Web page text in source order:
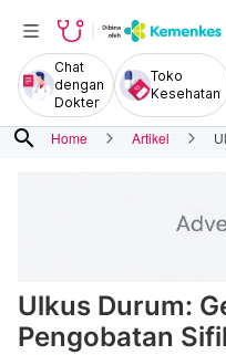
Chat
dengan
Dokter
Toko
Kesehatan
search Home Artikel
Ulkus Durum:
Pengobatan